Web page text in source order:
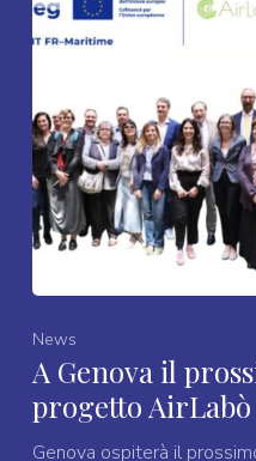
News
A Genova il
progetto AirLabò
Genova ospiterà il